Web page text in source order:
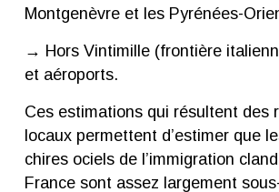
Montgenèvre et les Pyrénées-
→ Hors Vintimille (frontière
et aéroports.
Ces estimations qui résultent des
locaux permettent d’estimer que
chires ociels de l’immigration
France sont assez largement